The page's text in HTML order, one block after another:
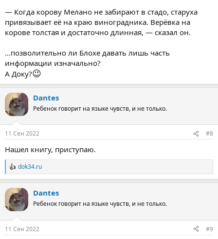
— Когда корову Мелано не забирают в стадо, старуха
привязывает её на краю виноградника. Верёвка на
корове толстая и достаточно длинная, — сказал он.
...позволительно ли Блохе давать лишь часть
информации изначально?
А Доку?😉
Dantes
Ребенок говорит на языке чувств, и не только.
11 Сен 2022 #8
Нашел книгу, приступаю.
Р
е
к
ц
и
dok34.ru
Dantes
Ребенок говорит на языке чувств, и не только.
11 Сен 2022 #9